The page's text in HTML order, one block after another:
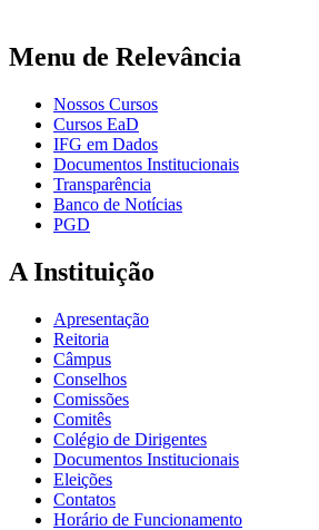
Menu de Relevância
Nossos Cursos
Cursos EaD
IFG em Dados
Documentos Institucionais
Transparência
Banco de Notícias
PGD
A Instituição
Apresentação
Reitoria
Câmpus
Conselhos
Comissões
Comitês
Colégio de Dirigentes
Documentos Institucionais
Eleições
Contatos
Horário de Funcionamento